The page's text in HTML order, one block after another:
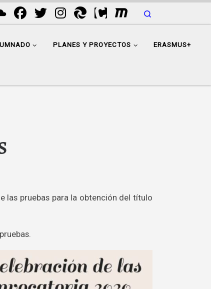
PLANES Y PROYECTOS ERASMUS+
las pruebas para la obtención del título